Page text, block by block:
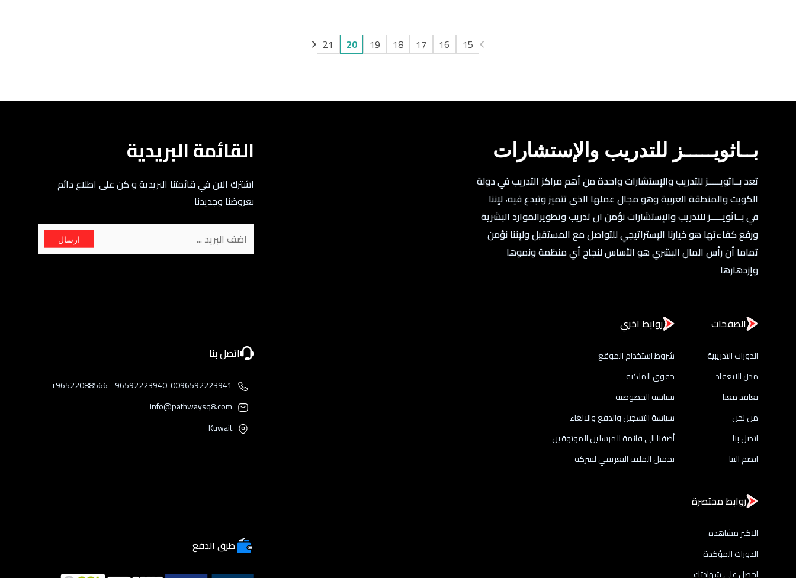
15
16
17
18
19
20
21
بــاثويـــــز للتدريب والإستشارات
تعد بــاثويـــــز للتدريب والإستشارات واحدة من أهم مراكز التدريب في دولة
الكويت والمنطقة العربية وهو مجال عملها الذي تتميز وتبدع فيه، لإننا
في بــاثويـــــز للتدريب والإستشارات نؤمن ان تدريب وتطويرالموارد البشرية
ورفع كفاءتها هو خيارنا الإستراتيجي للتواصل مع المستقبل ولإننا نؤمن
تماما أن رأس المال البشري هو الأساس لنجاح أي منظمة ونموها
وإزدهارها
الصفحات
الدورات التدريبية
مدن الانعقاد
تعاقد معنا
من نحن
اتصل بنا
انضم الينا
روابط مختصرة
الاكثر مشاهدة
الدورات المؤكدة
احصل علي شهادتك
روابط اخري
شروط استخدام الموقع
حقوق الملكية
سياسة الخصوصية
سياسة التسجيل والدفع والالغاء
أضفنا الى قائمة المرسلين الموثوقين
تحميل الملف التعريفي لشركة
القائمة البريدية
اشترك الان في قائمتنا البريدية و كن على اطلاع دائم
بعروضنا وجديدنا
ارسال
اتصل بنا
96592223940-0096592223941 - 96522088566+
info@pathwaysq8.com
Kuwait
طرق الدفع